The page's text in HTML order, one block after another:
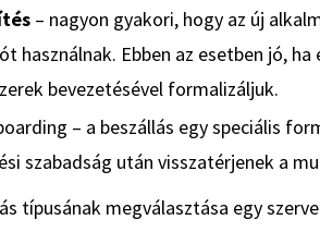
– nagyon gyakori, hogy az új
használnak. Ebben az esetben jó,
bevezetésével formalizáljuk.
– a beszállás egy speciális
szabadság után visszatérjenek a
típusának megválasztása egy